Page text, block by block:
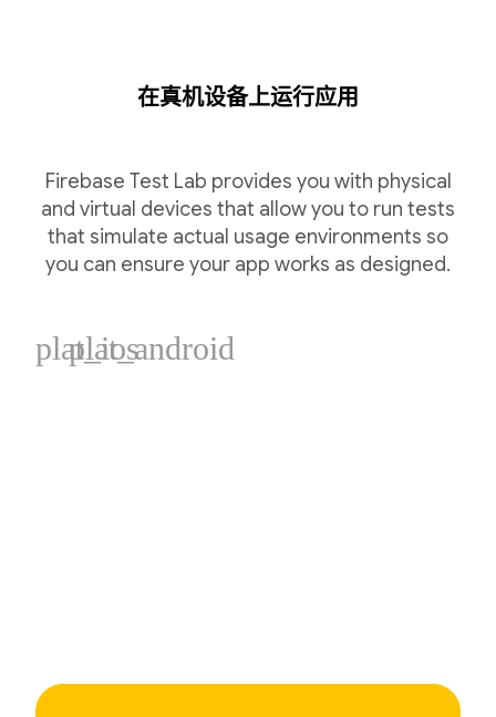
在真机设备上运行应用
Firebase Test Lab provides you with physical
and virtual devices that allow you to run tests
that simulate actual usage environments so
you can ensure your app works as designed.
plat_ios
plat_android